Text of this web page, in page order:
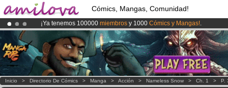
Cómics, Mangas, Comunidad!
¡Ya tenemos 100000 miembros y 1000 Cómics y Mangas!.
¡El Kickstarter Amilova está desormado lanzado!.
¡Conviertete en Premium por3.95 euros al mes!Hazte Premium ya
Inicio > Directorio De Cómics > Manga > Acción > Nameless Snow > Ch. 1 > P.